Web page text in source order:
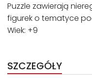
Puzzle zawierają
figurek o tematyce
Wiek: +9
SZCZEGÓŁY